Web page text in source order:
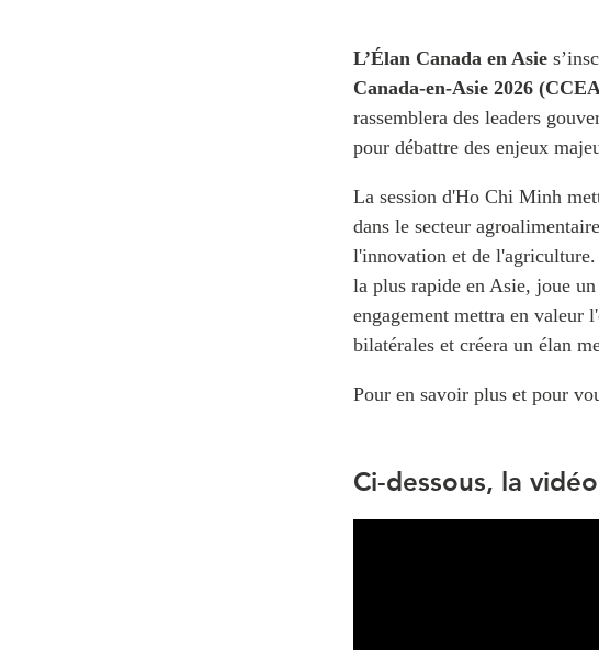
L’Élan Canada en Asie
Canada-en-Asie 2026
rassemblera des leaders
pour débattre des enjeux
La session d'Ho Chi Minh
dans le secteur
l'innovation et de
la plus rapide en Asie, joue
engagement mettra en valeur
bilatérales et créera un élan
Pour en savoir plus et pour
Ci-dessous, la